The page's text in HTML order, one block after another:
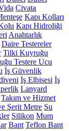
Civata
Kapı Kolları
Kapı Hidroliği
Anahtarlık
Daire Testereler
Tilki Kuyruğu
Testere Ucu
İş Güvenlik
İş Elbisesi İş
Lanyard
Takım ve Hizmet
Şerit Metre Su
Silikon Mum
Bant Teflon Bant